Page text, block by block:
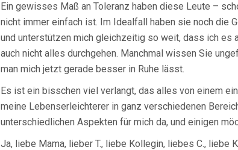
Ein gewisses Maß an Toleranz haben diese Leute –
nicht immer einfach ist. Im Idealfall haben sie noch die
und unterstützen mich gleichzeitig so weit, dass ich es
auch nicht alles durchgehen. Manchmal wissen Sie
man mich jetzt gerade besser in Ruhe lässt.
Es ist ein bisschen viel verlangt, das alles von einem
meine Lebenserleichterer in ganz verschiedenen
unterschiedlichen Aspekten für mich da, und einigen
Ja, liebe Mama, lieber T., liebe Kollegin, liebes C., liebe